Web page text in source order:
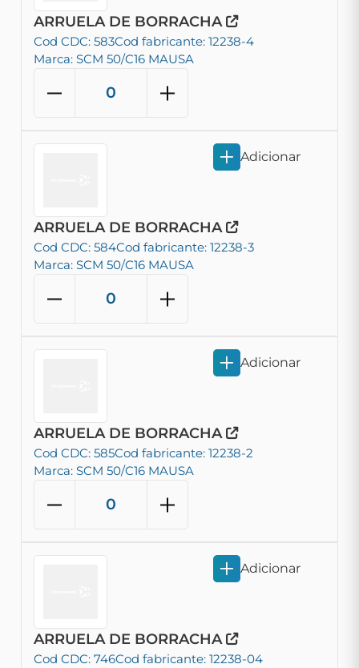
ARRUELA DE BORRACHA
Cod CDC: 583Cod fabricante: 12238-4
Marca: SCM 50/C16 MAUSA
ARRUELA DE BORRACHA
Cod CDC: 584Cod fabricante: 12238-3
Marca: SCM 50/C16 MAUSA
Adicionar
ARRUELA DE BORRACHA
Cod CDC: 585Cod fabricante: 12238-2
Marca: SCM 50/C16 MAUSA
Adicionar
ARRUELA DE BORRACHA
Cod CDC: 746Cod fabricante: 12238-04
Adicionar